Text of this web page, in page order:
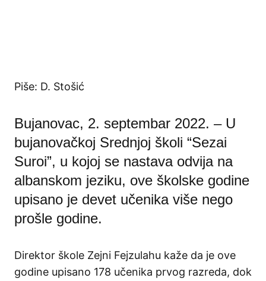
Piše: D. Stošić
Bujanovac, 2. septembar 2022. – U
bujanovačkoj Srednjoj školi “Sezai
Suroi”, u kojoj se nastava odvija na
albanskom jeziku, ove školske godine
upisano je devet učenika više nego
prošle godine.
Direktor škole Zejni Fejzulahu kaže da je ove
godine upisano 178 učenika prvog razreda, dok